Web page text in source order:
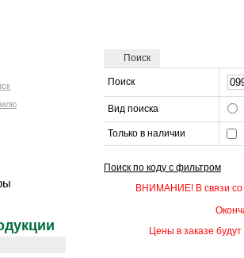
Поиск
Поиск
Вид поиска
Только в наличии
Поиск по коду с фильтром
ВНИМАНИЕ! В связи со
Цены в заказе